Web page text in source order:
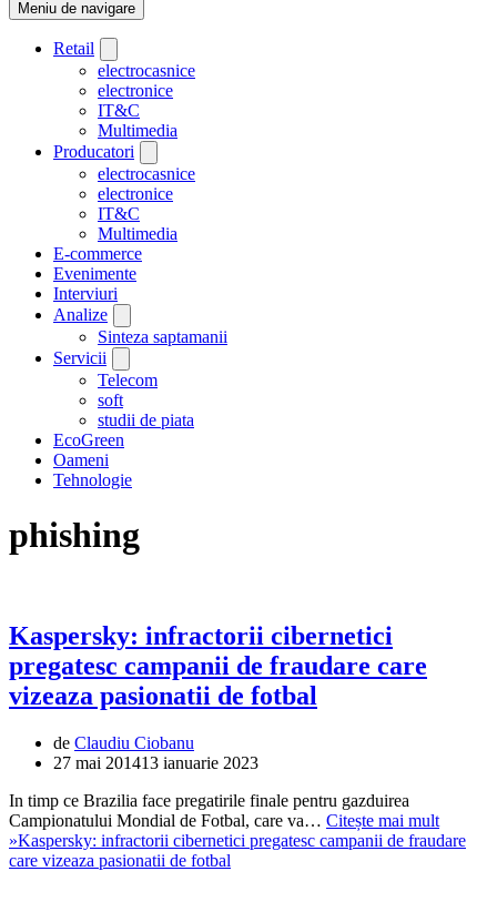
Meniu de navigare
Retail
electrocasnice
electronice
IT&C
Multimedia
Producatori
electrocasnice
electronice
IT&C
Multimedia
E-commerce
Evenimente
Interviuri
Analize
Sinteza saptamanii
Servicii
Telecom
soft
studii de piata
EcoGreen
Oameni
Tehnologie
phishing
Kaspersky: infractorii cibernetici
pregatesc campanii de fraudare care
vizeaza pasionatii de fotbal
de Claudiu Ciobanu
27 mai 201413 ianuarie 2023
In timp ce Brazilia face pregatirile finale pentru gazduirea
Campionatului Mondial de Fotbal, care va… Citește mai mult
»Kaspersky: infractorii cibernetici pregatesc campanii de fraudare
care vizeaza pasionatii de fotbal